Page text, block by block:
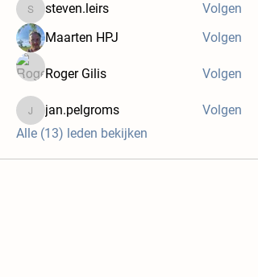
steven.leirs
steven.leirs
Volgen
Maarten HPJ
Volgen
Roger Gilis Volgen
jan.pelgroms
jan.pelgroms
Volgen
Alle (13) leden bekijken